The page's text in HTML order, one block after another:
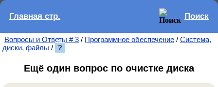
Главная стр. Поиск
Вопросы и Ответы # 3 / Программное обеспечение / Система,
диски, файлы / ?
Ещё один вопрос по очистке диска